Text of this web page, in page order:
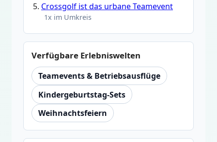
Crossgolf ist das urbane Teamevent
1x im Umkreis
Verfügbare Erlebniswelten
Teamevents & Betriebsausflüge
Kindergeburtstag-Sets
Weihnachtsfeiern